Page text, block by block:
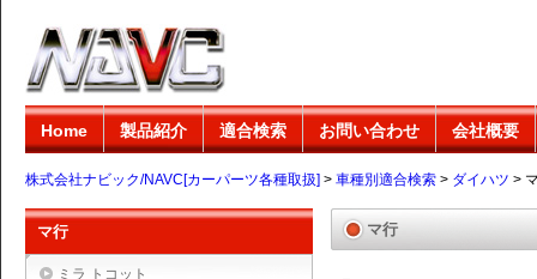
Home 製品紹介 適合検索 お問い合わせ 会社概要
株式会社ナビック/NAVC[カーパーツ各種取扱] > 車種別適合検索 > ダイハツ >
マ行
マ行
ミラ トコット